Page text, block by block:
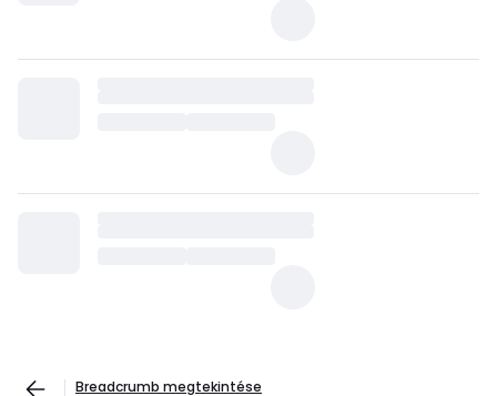
Breadcrumb megtekintése